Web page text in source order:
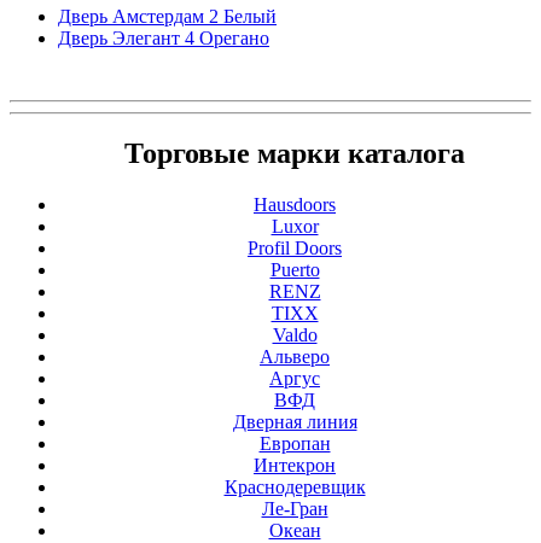
Дверь Амстердам 2 Белый
Дверь Элегант 4 Орегано
Торговые марки каталога
Hausdoors
Luxor
Profil Doors
Puerto
RENZ
TIXX
Valdo
Альверо
Аргус
ВФД
Дверная линия
Европан
Интекрон
Краснодеревщик
Ле-Гран
Океан